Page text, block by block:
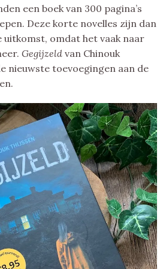
een boek van 300 pagina’s
Deze korte novelles zijn dan
uitkomst, omdat het vaak naar
Gegijzeld van Chinouk
nieuwste toevoegingen aan de